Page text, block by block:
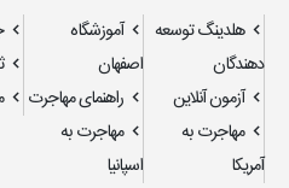
هلدینگ توسعه
دهندگان
آموزشگاه
اصفهان
آزمون آنلاین
راهنمای مهاجرت
مهاجرت به
آمریکا
مهاجرت به
اسپانیا